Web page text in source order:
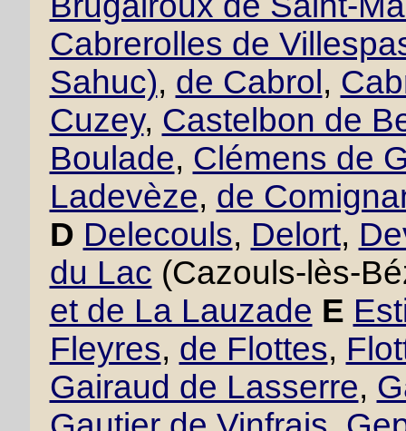
Cabrerolles de
Sahuc), de Cabrol ,
Cuzey, Castelbon de
Boulade, Clémens de
Ladevèze, de
D Delecouls, Delort,
du Lac (Cazouls-lès-
et de La Lauzade E
Fleyres, de Flottes,
Gairaud de Lasserre,